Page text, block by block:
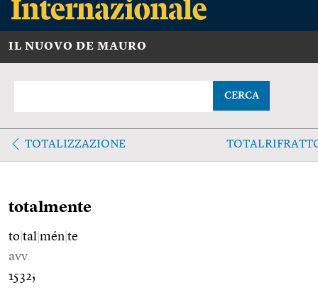
IL NUOVO DE MAURO
CERCA
TOTALIZZAZIONE
totalmente
to tal mén te
avv.
1532;